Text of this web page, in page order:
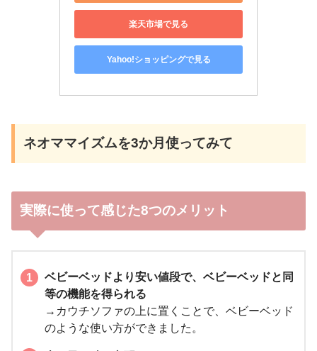
楽天市場で見る
Yahoo!ショッピングで見る
ネオママイズムを3か月使ってみて
実際に使って感じた8つのメリット
ベビーベッドより安い値段で、ベビーベッドと同
等の機能を得られる
→カウチソファの上に置くことで、ベビーベッド
のような使い方ができました。